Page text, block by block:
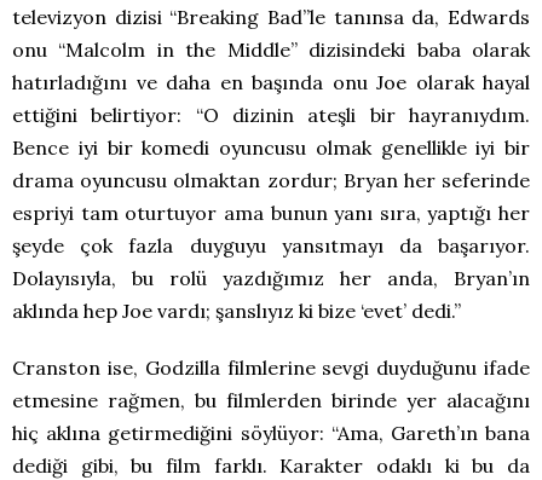
televizyon dizisi “Breaking Bad”le tanınsa da, Edwards
onu “Malcolm in the Middle” dizisindeki baba olarak
hatırladığını ve daha en başında onu Joe olarak hayal
ettiğini belirtiyor: “O dizinin ateşli bir hayranıydım.
Bence iyi bir komedi oyuncusu olmak genellikle iyi bir
drama oyuncusu olmaktan zordur; Bryan her seferinde
espriyi tam oturtuyor ama bunun yanı sıra, yaptığı her
şeyde çok fazla duyguyu yansıtmayı da başarıyor.
Dolayısıyla, bu rolü yazdığımız her anda, Bryan’ın
aklında hep Joe vardı; şanslıyız ki bize ‘evet’ dedi.”
Cranston ise, Godzilla filmlerine sevgi duyduğunu ifade
etmesine rağmen, bu filmlerden birinde yer alacağını
hiç aklına getirmediğini söylüyor: “Ama, Gareth’ın bana
dediği gibi, bu film farklı. Karakter odaklı ki bu da